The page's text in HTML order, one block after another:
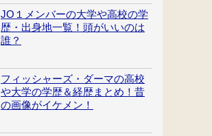
JO１メンバーの大学や高校の学
歴・出身地一覧！頭がいいのは
誰？
フィッシャーズ・ダーマの高校
や大学の学歴＆経歴まとめ！昔
の画像がイケメン！